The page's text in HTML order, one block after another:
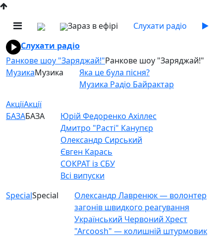
Зараз в ефірі
Слухати радіо
Слухати радіо
Ранкове шоу "Заряджай!"Ранкове шоу "Заряджай!"
МузикаМузика
Яка це була пісня?
Музика Радіо Байрактар
АкціїАкції
БАЗАБАЗА
Юрій Федоренко Ахіллес
Дмитро "Расті" Канупєр
Олександр Сирський
Євген Карась
СОКРАТ із СБУ
Всі випуски
SpecialSpecial
Олександр Лавренюк — волонтер
загонів швидкого реагування
Український Червоний Хрест
"Arcoosh" — колишній штурмовик